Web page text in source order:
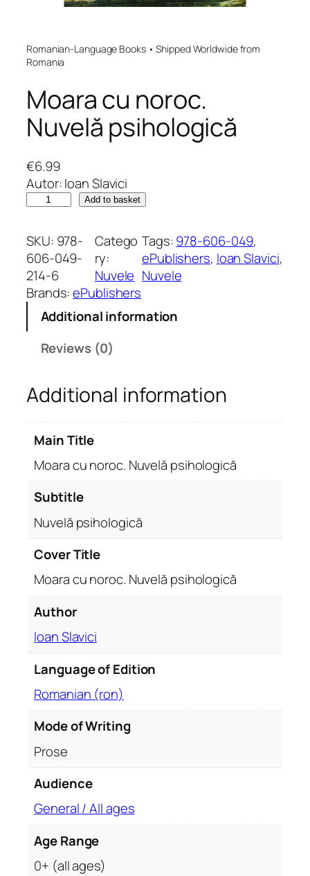
Romanian-Language Books • Shipped Worldwide from
Romania
Moara cu noroc.
Nuvelă psihologică
€6.99
Autor: Ioan Slavici
a
r
a
c
u
c
.
N
e
o
g
n
t
Add to basket
SKU: 978-
606-049-
214-6
Catego
ry:
Nuvele
Tags:978-606-049
ePublishers, Ioan Slavici
Nuvele
Brands:ePublishers
Additional information
Reviews (0)
Additional information
Main Title
Moara cu noroc. Nuvelă psihologică
Subtitle
Nuvelă psihologică
Cover Title
Moara cu noroc. Nuvelă psihologică
Author
Ioan Slavici
Language of Edition
Romanian (ron)
Mode of Writing
Prose
Audience
General / All ages
Age Range
0+ (all ages)